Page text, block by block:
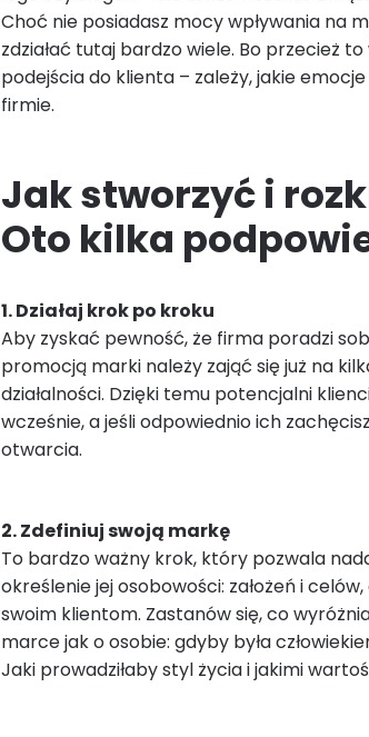
Choć nie posiadasz mocy wpływania na
zdziałać tutaj bardzo wiele. Bo przecież to
podejścia do klienta – zależy, jakie
firmie.
Jak stworzyć i
Oto kilka
1. Działaj krok po kroku
Aby zyskać pewność, że firma poradzi
promocją marki należy zająć się już na
działalności. Dzięki temu potencjalni
wcześnie, a jeśli odpowiednio ich
otwarcia.
2. Zdefiniuj swoją markę
To bardzo ważny krok, który pozwala
określenie jej osobowości: założeń i
swoim klientom. Zastanów się, co
marce jak o osobie: gdyby była
Jaki prowadziłaby styl życia i jakimi